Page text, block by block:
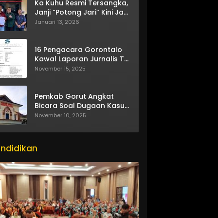
Ka Kuhu Resmi Tersangka,
Janji “Potong Jari” Kini Jadi
Bumerang
Januari 13, 2026
16 Pengacara Gorontalo
Kawal Laporan Jurnalis TV
One
November 15, 2025
Pemkab Gorut Angkat
Bicara Soal Dugaan Kasus
Asusila Oknum ASN
November 10, 2025